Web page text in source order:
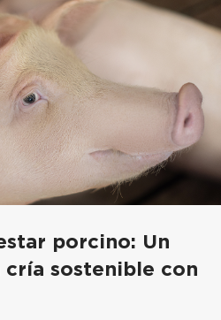
porcino: Un
cría sostenible con